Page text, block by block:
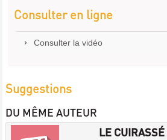
Consulter en ligne
Consulter la vidéo
Suggestions
DU MÊME AUTEUR
LE